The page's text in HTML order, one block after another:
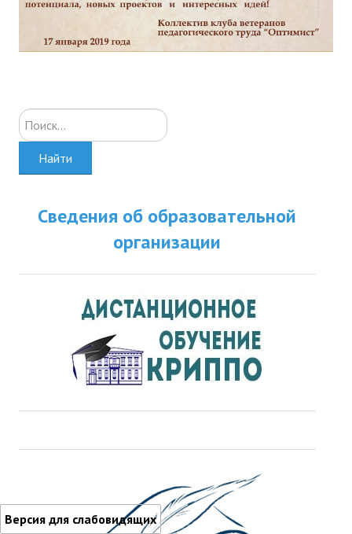
Искать...
Найти
Сведения об образовательной
организации
Версия для слабовидящих